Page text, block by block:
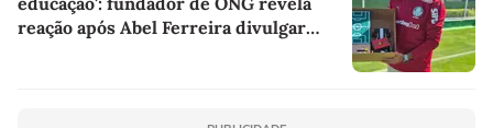
reação após Abel Ferreira divulgar